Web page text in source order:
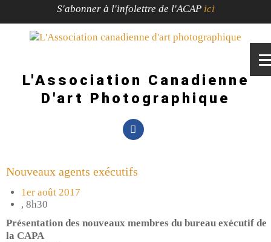
S'abonner à l'infolettre de l'ACAP ici
L'Association Canadienne
D'art Photographique
Nouveaux agents exécutifs
1er août 2017
, 8h30
Présentation des nouveaux membres du bureau exécutif de
la CAPA